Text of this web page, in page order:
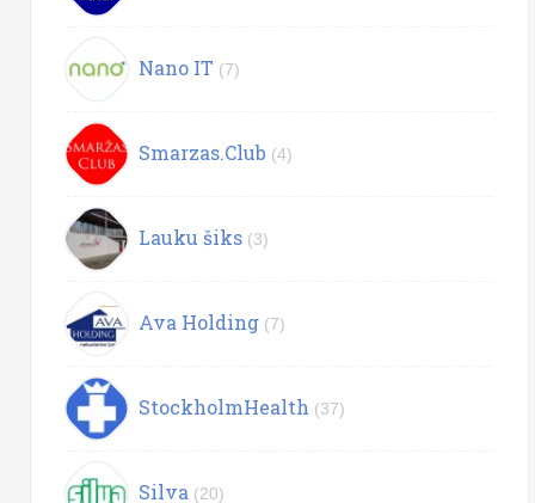
Nano IT (7)
Smarzas.Club (4)
Lauku šiks (3)
Ava Holding (7)
StockholmHealth (37)
Silva (20)